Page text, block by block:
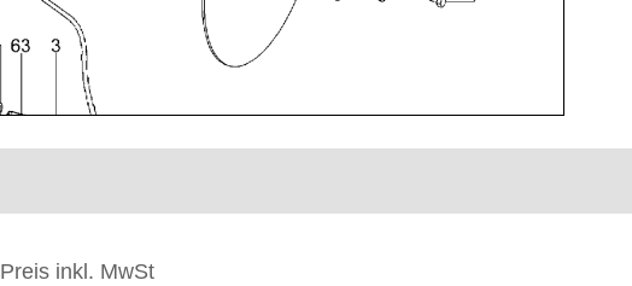
Preis inkl. MwSt